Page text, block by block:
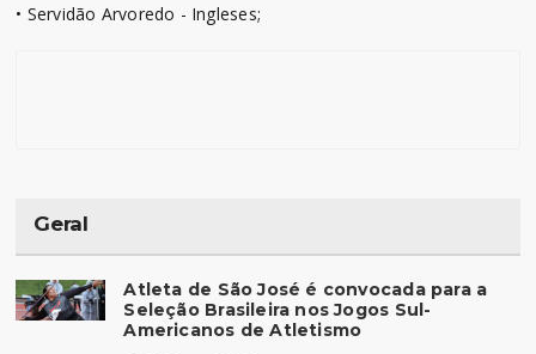
• Servidão Arvoredo - Ingleses;
Geral
Atleta de São José é convocada para a
Seleção Brasileira nos Jogos Sul-
Americanos de Atletismo